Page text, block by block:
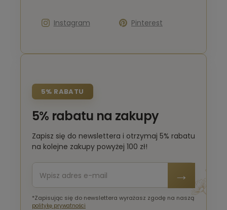
Instagram Pinterest
5% RABATU
5% rabatu na zakupy
Zapisz się do newslettera i otrzymaj 5% rabatu
na kolejne zakupy powyżej 100 zł!
*Zapisując się do newslettera wyrażasz zgodę na naszą
politykę prywatności